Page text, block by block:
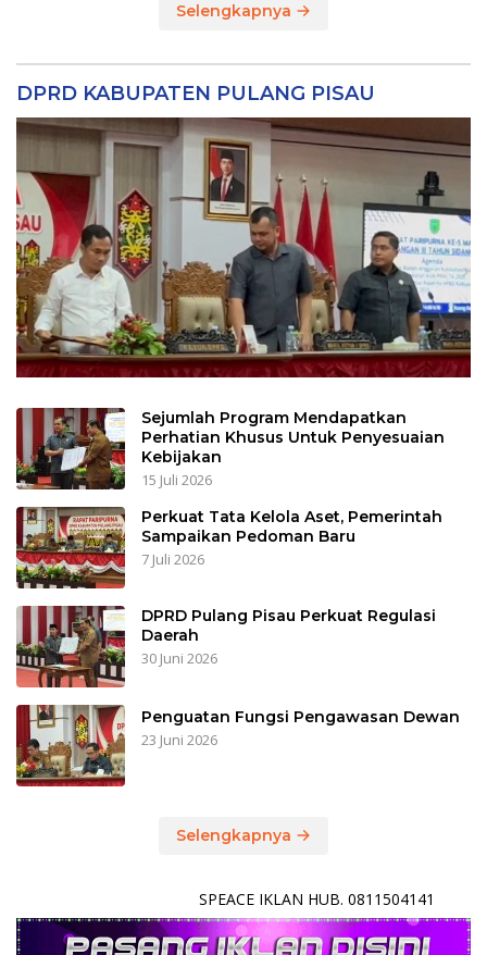
Selengkapnya
DPRD KABUPATEN PULANG PISAU
Sejumlah Program Mendapatkan
Perhatian Khusus Untuk Penyesuaian
Kebijakan
15 Juli 2026
Perkuat Tata Kelola Aset, Pemerintah
Sampaikan Pedoman Baru
7 Juli 2026
DPRD Pulang Pisau Perkuat Regulasi
Daerah
30 Juni 2026
Penguatan Fungsi Pengawasan Dewan
23 Juni 2026
Selengkapnya
SPEACE IKLAN HUB. 0811504141